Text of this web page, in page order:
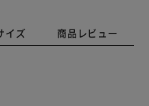
イズ 商品レビュー